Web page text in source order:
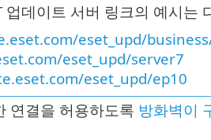
업데이트 서버 링크의 예시는
eset_upd/
eset_upd/server7
eset_upd/ep10
연결을 허용하도록 방화벽이